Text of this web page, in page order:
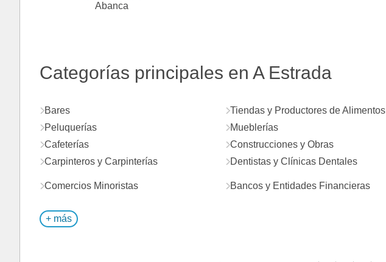
Abanca
Categorías principales en A Estrada
Bares Tiendas y Productores de Alimentos
Peluquerías
Mueblerías
Cafeterías
Construcciones y Obras
Carpinteros y Carpinterías
Dentistas y Clínicas Dentales
Comercios Minoristas Bancos y Entidades Financieras
+ más